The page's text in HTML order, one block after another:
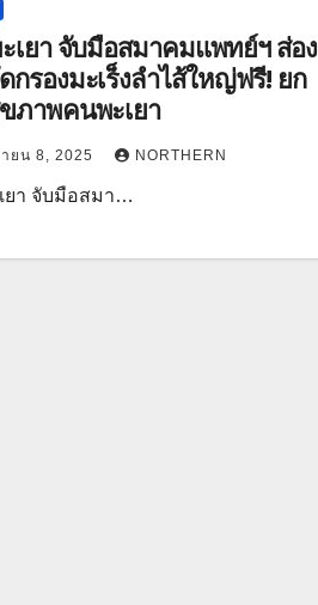
เยา จับมือสมาคมแพทย์ฯ ส่อง
กรองมะเร็งลำไส้ใหญ่ฟรี! ยก
ภาพคนพะเยา
ยน 8, 2025 NORTHERN
ยา จับมือสมา…